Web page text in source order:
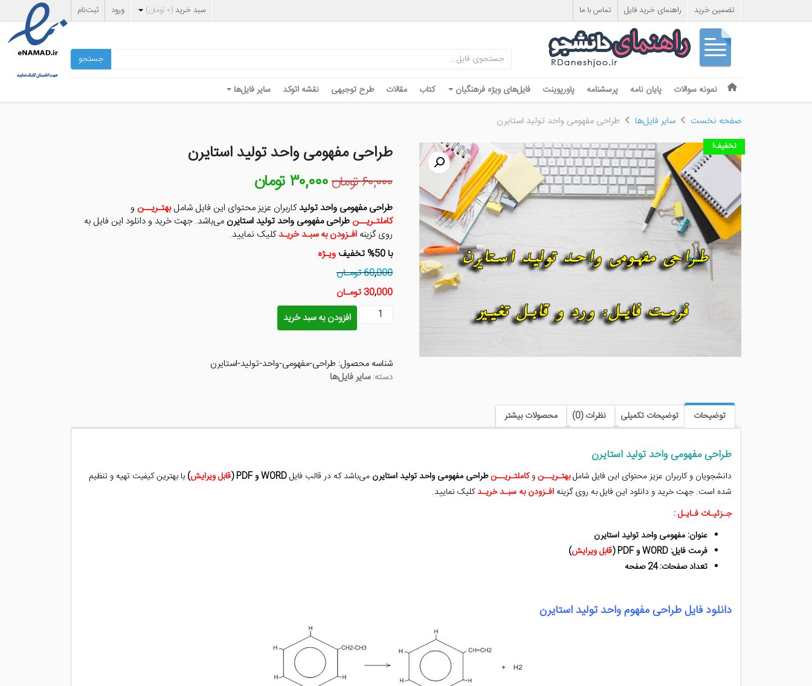
تضمین خرید راهنمای خرید فایل تماس با ما سبد خرید (۰ تومان) ورود ثبت‌نام
جستجو
Menu
Skip to content
نمونه سوالات پایان نامه پرسشنامه پاورپوینت فایل‌های ویژه فرهنگیان کتاب مقالات طرح توجیهی نقشه اتوکد سایر فایل‌ها
صفحه نخست سایر فایل‌ها طراحی مفهومی واحد تولید استایرن
تخفیف! طراحی مفهومی واحد تولید استایرن
۶۰,۰۰۰تومانقیمت
اصلی
۶۰,۰۰۰ تومان
بود.
۳۰,۰۰۰تومان
۳۰,۰۰۰ تومان
است.
طراحی مفهومی واحد تولیدکاربران عزیز محتوای این فایل شاملبهتـریــن و
کاملتـریــن طراحی مفهومی واحد تولید استایرن می‌باشد. جهت خرید و دانلود این فایل به
روی گزینهافـزودن به سبـد خریـدکلیک نمایید.
با 50% تخفیف
ویـژه
60,000 تومـان
30,000 تومـان
طراحی
استایرن
عدد
افزودن به سبد خرید
شناسه محصول: طراحی-مفهومی-واحد-تولید-استایرن
دسته:سایر فایل‌ها
توضیحات توضیحات تکمیلی نظرات (0) محصولات بیشتر
طراحی مفهومی واحد تولید استایرن
دانشجویان و کاربران عزیز محتوای این فایل شاملبهتـریــنوکاملتـریــنطراحی مفهومی واحد تولید استایرن می‌باشد که در قالب فایلWORD و PDF ( قابل ویرایش) با بهترین کیفیت تهیه و تنظیم
شده است. جهت خرید و دانلود این فایل به روی گزینه افـزودن به سبـد خریـدکلیک نمایید.
جـزئیـات فـایـل :
عنوان: مفهومی واحد تولید استایرن
فرمت فایل: WORD و PDF (
قابل ویرایش)
تعداد صفحات: 24 صفحه
دانلود فایل طراحی مفهوم واحد تولید استایرن